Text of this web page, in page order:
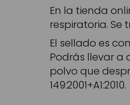
En la tienda
respiratoria. Se
El sellado es
Podrás llevar a
polvo que
149:2001+A1:2010.